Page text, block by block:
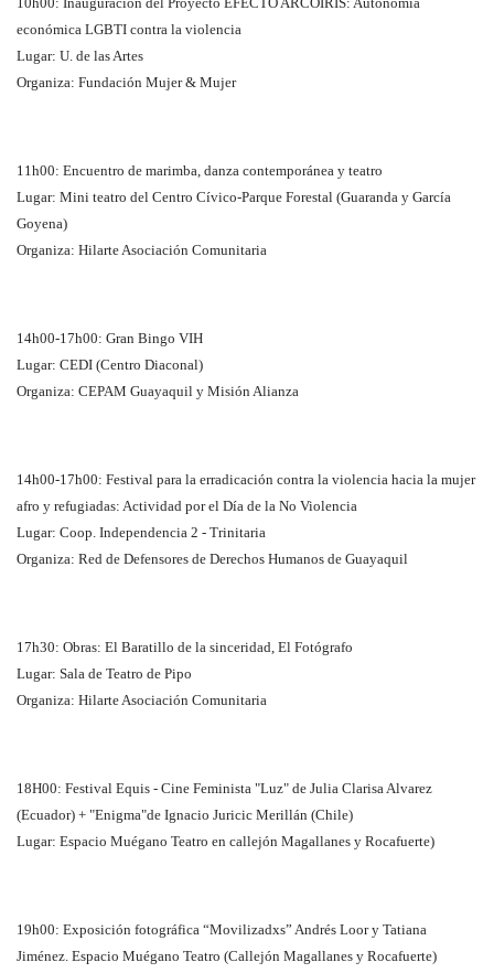
económica LGBTI contra la violencia
Lugar: U. de las Artes
Organiza: Fundación Mujer & Mujer
11h00: Encuentro de marimba, danza contemporánea y teatro
Lugar: Mini teatro del Centro Cívico-Parque Forestal (Guaranda y García
Goyena)
Organiza: Hilarte Asociación Comunitaria
14h00-17h00: Gran Bingo VIH
Lugar: CEDI (Centro Diaconal)
Organiza: CEPAM Guayaquil y Misión Alianza
14h00-17h00: Festival para la erradicación contra la violencia hacia la mujer
afro y refugiadas: Actividad por el Día de la No Violencia
Lugar: Coop. Independencia 2 - Trinitaria
Organiza: Red de Defensores de Derechos Humanos de Guayaquil
17h30: Obras: El Baratillo de la sinceridad, El Fotógrafo
Lugar: Sala de Teatro de Pipo
Organiza: Hilarte Asociación Comunitaria
18H00: Festival Equis - Cine Feminista "Luz" de Julia Clarisa Alvarez
(Ecuador) + "Enigma"de Ignacio Juricic Merillán (Chile)
Lugar: Espacio Muégano Teatro en callejón Magallanes y Rocafuerte)
19h00: Exposición fotográfica “Movilizadxs” Andrés Loor y Tatiana
Jiménez. Espacio Muégano Teatro (Callejón Magallanes y Rocafuerte)